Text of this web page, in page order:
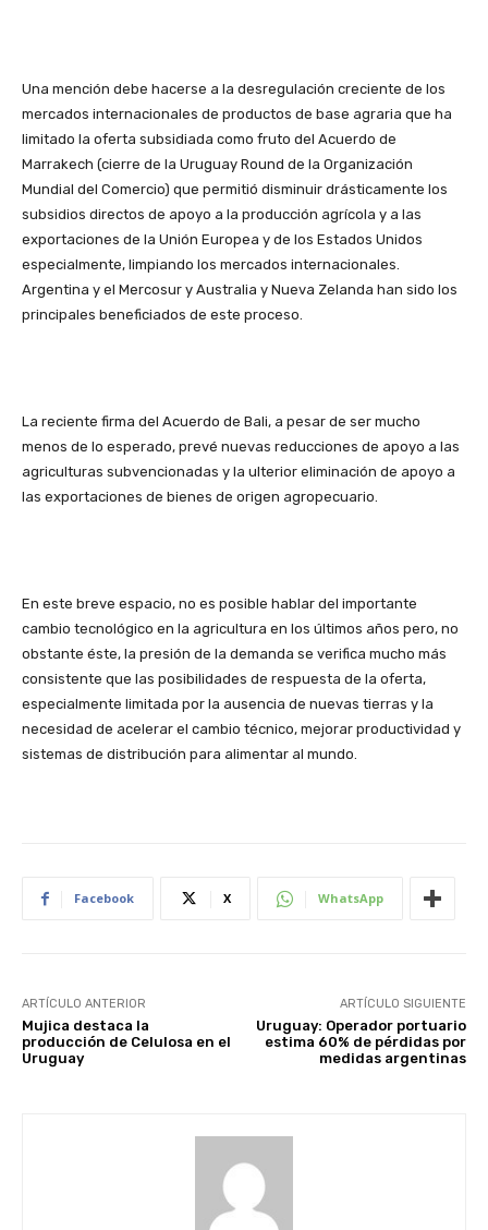
Una mención debe hacerse a la desregulación creciente de los
mercados internacionales de productos de base agraria que ha
limitado la oferta subsidiada como fruto del Acuerdo de
Marrakech (cierre de la Uruguay Round de la Organización
Mundial del Comercio) que permitió disminuir drásticamente los
subsidios directos de apoyo a la producción agrícola y a las
exportaciones de la Unión Europea y de los Estados Unidos
especialmente, limpiando los mercados internacionales.
Argentina y el Mercosur y Australia y Nueva Zelanda han sido los
principales beneficiados de este proceso.
La reciente firma del Acuerdo de Bali, a pesar de ser mucho
menos de lo esperado, prevé nuevas reducciones de apoyo a las
agriculturas subvencionadas y la ulterior eliminación de apoyo a
las exportaciones de bienes de origen agropecuario.
En este breve espacio, no es posible hablar del importante
cambio tecnológico en la agricultura en los últimos años pero, no
obstante éste, la presión de la demanda se verifica mucho más
consistente que las posibilidades de respuesta de la oferta,
especialmente limitada por la ausencia de nuevas tierras y la
necesidad de acelerar el cambio técnico, mejorar productividad y
sistemas de distribución para alimentar al mundo.
Facebook X WhatsApp
ARTÍCULO ANTERIOR
Mujica destaca la
producción de Celulosa en el
Uruguay
ARTÍCULO SIGUIENTE
Uruguay: Operador portuario
estima 60% de pérdidas por
medidas argentinas